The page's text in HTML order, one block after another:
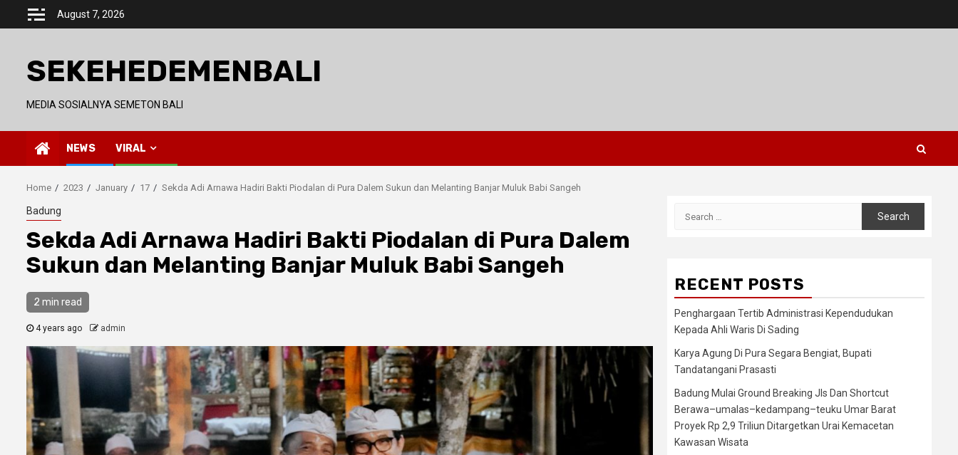
August 7, 2026
SEKEHEDEMENBALI
MEDIA SOSIALNYA SEMETON BALI
NEWS VIRAL
Home 2023 January 17 Sekda Adi Arnawa Hadiri Bakti Piodalan di Pura Dalem Sukun dan Melanting Banjar Muluk Babi Sangeh
Badung
Sekda Adi Arnawa Hadiri Bakti Piodalan di Pura Dalem
Sukun dan Melanting Banjar Muluk Babi Sangeh
2 min read
4 years ago admin
RECENT POSTS
Penghargaan Tertib Administrasi Kependudukan
Kepada Ahli Waris Di Sading
Karya Agung Di Pura Segara Bengiat, Bupati
Tandatangani Prasasti
Badung Mulai Ground Breaking Jls Dan Shortcut
Berawa–umalas–kedampang–teuku Umar Barat
Proyek Rp 2,9 Triliun Ditargetkan Urai Kemacetan
Kawasan Wisata